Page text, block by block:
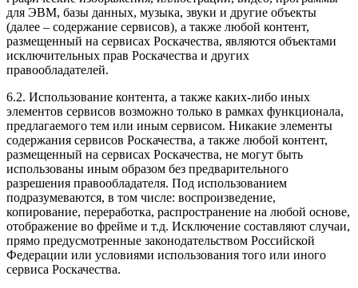
для ЭВМ, базы данных, музыка, звуки и другие объекты
(далее – содержание сервисов), а также любой контент,
размещенный на сервисах Роскачества, являются объектами
исключительных прав Роскачества и других
правообладателей.
6.2. Использование контента, а также каких-либо иных
элементов сервисов возможно только в рамках функционала,
предлагаемого тем или иным сервисом. Никакие элементы
содержания сервисов Роскачества, а также любой контент,
размещенный на сервисах Роскачества, не могут быть
использованы иным образом без предварительного
разрешения правообладателя. Под использованием
подразумеваются, в том числе: воспроизведение,
копирование, переработка, распространение на любой основе,
отображение во фрейме и т.д. Исключение составляют случаи,
прямо предусмотренные законодательством Российской
Федерации или условиями использования того или иного
сервиса Роскачества.